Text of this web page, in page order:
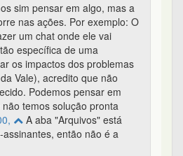
sim pensar em algo, mas a
nas ações. Por exemplo: O
um chat onde ele vai
específica de uma
os impactos dos problemas
Vale), acredito que não
Podemos pensar em
temos solução pronta
A aba "Arquivos" está
então não é a